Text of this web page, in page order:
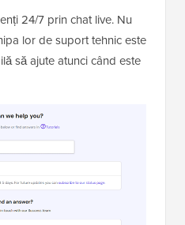
24/7 prin chat live. Nu
lor de suport tehnic este
să ajute atunci când este